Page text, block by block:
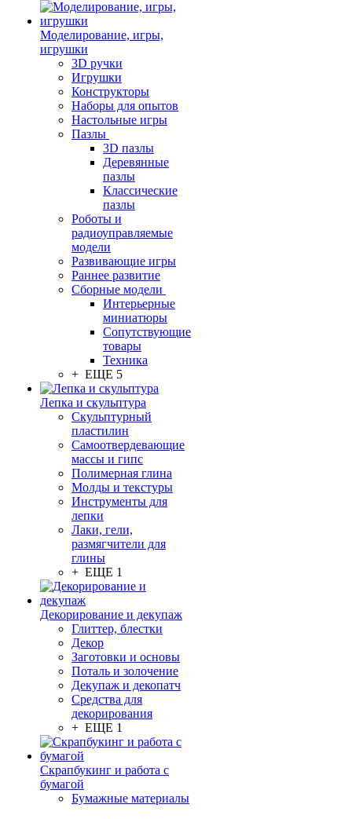
Моделирование, игры,
игрушки
3D ручки
Игрушки
Конструкторы
Наборы для опытов
Настольные игры
Пазлы
3D пазлы
Деревянные
пазлы
Классические
пазлы
Роботы и
радиоуправляемые
модели
Развивающие игры
Раннее развитие
Сборные модели
Интерьерные
миниатюры
Сопутствующие
товары
Техника
+ ЕЩЕ 5
Лепка и скульптура
Скульптурный
пластилин
Самоотвердевающие
массы и гипс
Полимерная глина
Молды и текстуры
Инструменты для
лепки
Лаки, гели,
размягчители для
глины
+ ЕЩЕ 1
Декорирование и декупаж
Глиттер, блестки
Декор
Заготовки и основы
Поталь и золочение
Декупаж и декопатч
Средства для
декорирования
+ ЕЩЕ 1
Скрапбукинг и работа с
бумагой
Бумажные материалы